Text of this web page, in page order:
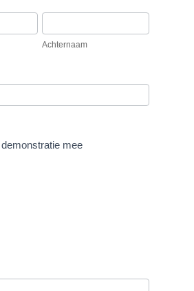
Achternaam
mee